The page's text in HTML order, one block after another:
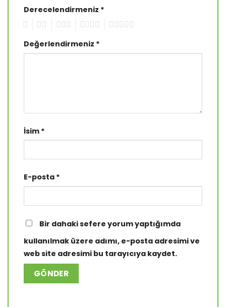
Derecelendirmeniz *
Değerlendirmeniz *
İsim *
E-posta *
Bir dahaki sefere yorum yaptığımda
kullanılmak üzere adımı, e-posta adresimi ve
web site adresimi bu tarayıcıya kaydet.